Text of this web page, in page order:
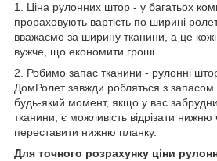
1. Ціна рулонних штор - у багатьох
прораховують вартість по ширині
вважаємо за ширину тканини, а це
вужче, що економити гроші.
2. Робимо запас тканини - рулонні
ДомРолет завжди робляться з
будь-який момент, якщо у вас
тканини, є можливість відрізати нижню
переставити нижню планку.
Для точного розрахунку ціни